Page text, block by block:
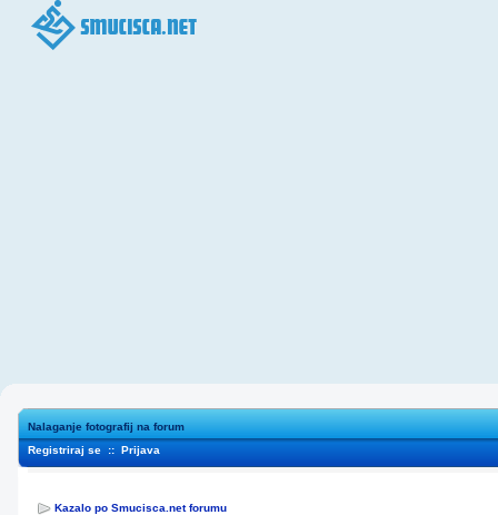
Nalaganje fotografij na forum
Registriraj se :: Prijava
Kazalo po Smucisca.net forumu